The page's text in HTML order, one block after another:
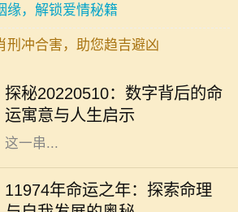
缘，解锁爱情秘籍
刑冲合害，助您趋吉避凶
探秘20220510：数字背后的命
运寓意与人生启示
在文化的长河中，数字常常承载着深
中，数字不仅仅是数学符号，更是蕴
含着哲理和智慧的象征。20220510
这一串...
11974年命运之年：探索命理
在中华文化悠久的历史长河中，命理
学作为一门深厚的学问，吸引了无数
对未来充满好奇的人。11974年，这